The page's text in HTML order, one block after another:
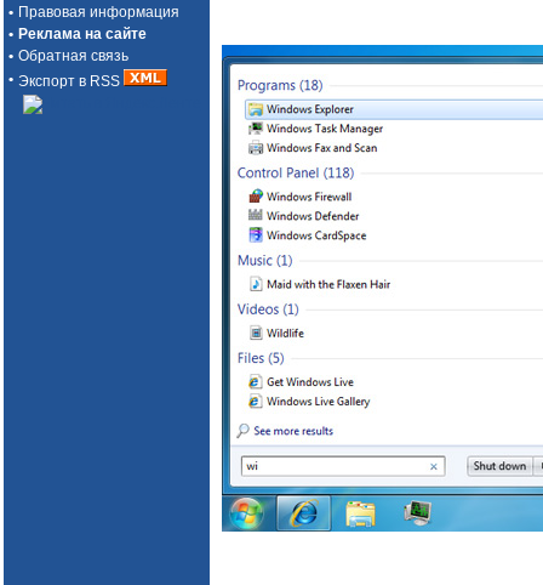
• Правовая информация
• Реклама на сайте
• Обратная связь
• Экспорт в RSS